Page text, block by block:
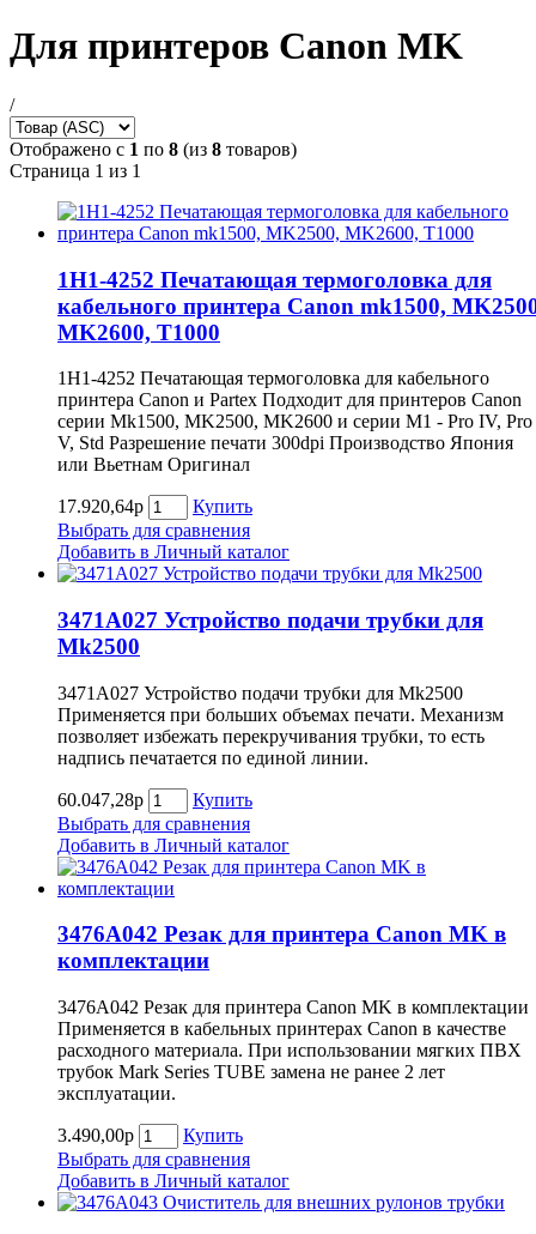
Для принтеров Canon MK
/
Отображено с 1 по 8 (из 8 товаров)
Страница 1 из 1
1Н1-4252 Печатающая термоголовка для
кабельного принтера Canon mk1500,
MK2600, T1000
1Н1-4252 Печатающая термоголовка для кабельного
принтера Canon и Partex Подходит для принтеров Canon
серии Mk1500, MK2500, MK2600 и серии M1 - Pro IV, Pro
V, Std Разрешение печати 300dpi Производство Япония
или Вьетнам Оригинал
17.920,64р
Купить
Выбрать для сравнения
Добавить в Личный каталог
3471A027 Устройство подачи трубки для
Mk2500
3471A027 Устройство подачи трубки для Mk2500
Применяется при больших объемах печати. Механизм
позволяет избежать перекручивания трубки, то есть
надпись печатается по единой линии.
60.047,28р
Купить
Выбрать для сравнения
Добавить в Личный каталог
3476A042 Резак для принтера Canon MK в
комплектации
3476A042 Резак для принтера Canon MK в комплектации
Применяется в кабельных принтерах Canon в качестве
расходного материала. При использовании мягких ПВХ
трубок Mark Series TUBE замена не ранее 2 лет
эксплуатации.
3.490,00р
Купить
Выбрать для сравнения
Добавить в Личный каталог